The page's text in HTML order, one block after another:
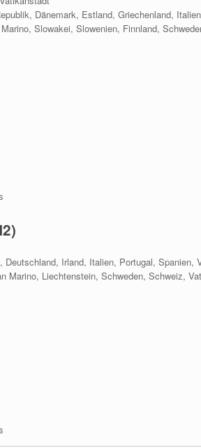
Dänemark, Estland, Griechenland,
Slowakei, Slowenien, Finnland,
Irland, Italien, Portugal, Spanien,
Marino, Liechtenstein, Schweden, Schweiz,